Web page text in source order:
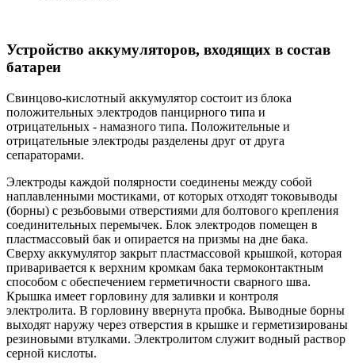
Устройство аккумуляторов, входящих в состав
батареи
Свинцово-кислотный аккумулятор состоит из блока
положительных электродов панцирного типа и
отрицательных - намазного типа. Положительные и
отрицательные электроды разделены друг от друга
сепараторами.
Электроды каждой полярности соединены между собой
наплавленными мостиками, от которых отходят токовыводы
(борны) с резьбовыми отверстиями для болтового крепления
соединительных перемычек. Блок электродов помещен в
пластмассовый бак и опирается на призмы на дне бака.
Сверху аккумулятор закрыт пластмассовой крышкой, которая
приваривается к верхним кромкам бака термоконтактным
способом с обеспечением герметичности сварного шва.
Крышка имеет горловину для заливки и контроля
электролита. В горловину ввернута пробка. Выводные борны
выходят наружу через отверстия в крышке и герметизированы
резиновыми втулками. Электролитом служит водный раствор
серной кислоты.